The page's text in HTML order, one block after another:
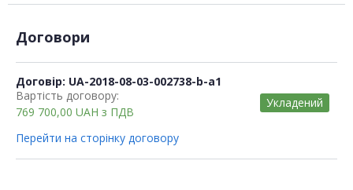
Договори
Договір: UA-2018-08-03-002738-b-a1
Вартість договору:
769 700,00 UAH з ПДВ
Укладений
Перейти на сторінку договору